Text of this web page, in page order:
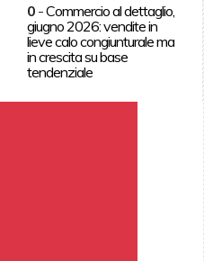
0 -Commercio al dettaglio,
giugno 2026: vendite in
lieve calo congiunturale ma
in crescita su base
tendenziale